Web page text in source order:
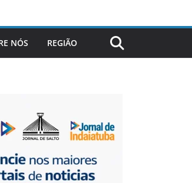
NÓS REGIÃO